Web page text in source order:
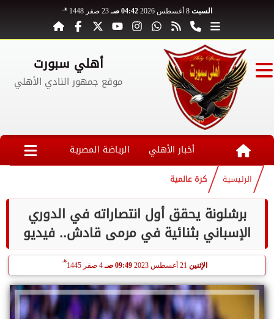
السبت 8 أغسطس 2026 04:42 صـ 23 صفر 1448 هـ
أهلي سبورت
موقع جمهور النادي الأهلي
أخبار الأهلي الرياضة المصرية
الرئيسية كرة عالمية
برشلونة يحقق أول انتصاراته في الدوري
الإسباني بثنائية في مرمى قادش.. فيديو
الإثنين 09:49 صـ 4 صفر 1445
هـ